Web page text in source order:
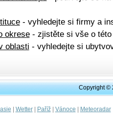
- vyhledejte si firmy a
okrese- zjistěte si vše o této
oblasti - vyhledejte si
Copyright ©
| Wetter| Paříž| Vánoce | Meteoradar